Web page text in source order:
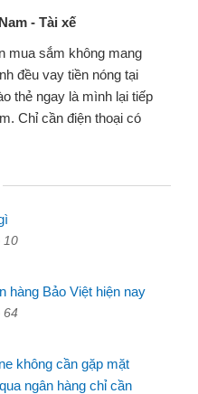
- Tài xế
mua sắm không mang
đều vay tiền nóng tại
thẻ ngay là mình lại tiếp
Chỉ cần điện thoại có
10
hàng Bảo Việt hiện nay
64
không cần gặp mặt
ngân hàng chỉ cần